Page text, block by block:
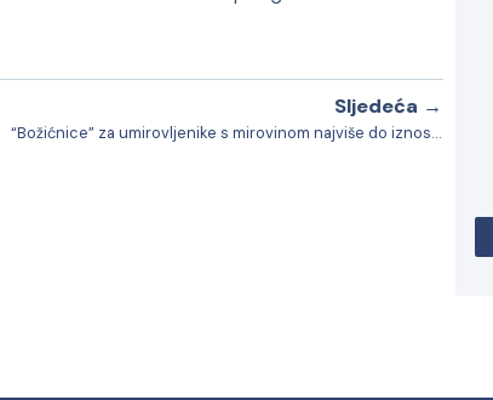
Sljedeća →
“Božićnice” za umirovljenike s mirovinom najviše do iznosa 650,00 €